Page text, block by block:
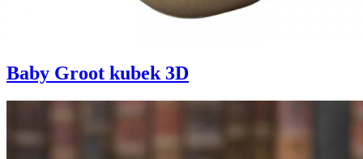
Baby Groot kubek 3D